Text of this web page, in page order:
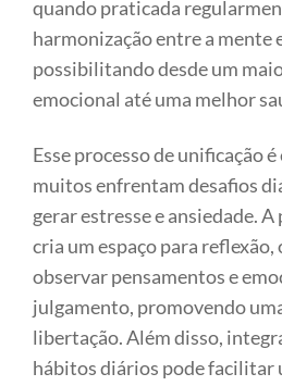
quando praticada
harmonização entre a mente
possibilitando desde um
emocional até uma melhor
Esse processo de unificação
muitos enfrentam desafios
gerar estresse e ansiedade.
cria um espaço para reflexão,
observar pensamentos e
julgamento, promovendo
libertação. Além disso,
hábitos diários pode facilitar